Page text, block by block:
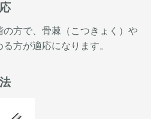
方で、骨棘（こつきょく）や
方が適応になります。